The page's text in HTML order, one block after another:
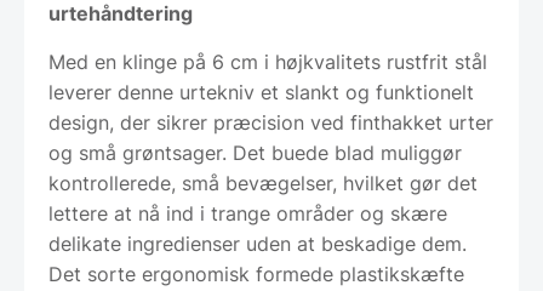
urtehåndtering
Med en klinge på 6 cm i højkvalitets rustfrit stål
leverer denne urtekniv et slankt og funktionelt
design, der sikrer præcision ved finthakket urter
og små grøntsager. Det buede blad muliggør
kontrollerede, små bevægelser, hvilket gør det
lettere at nå ind i trange områder og skære
delikate ingredienser uden at beskadige dem.
Det sorte ergonomisk formede plastikskæfte